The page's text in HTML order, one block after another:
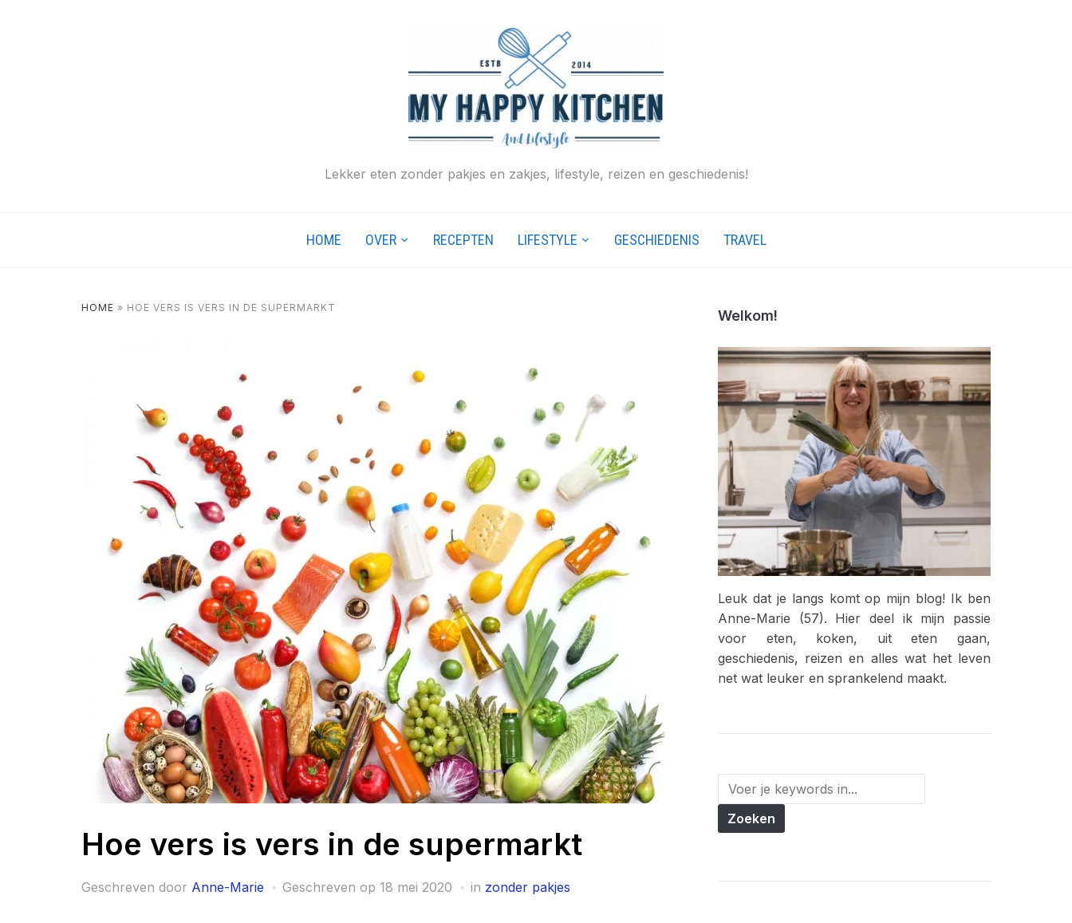
Lekker eten zonder pakjes en zakjes, lifestyle, reizen en geschiedenis!
HOME OVER RECEPTEN LIFESTYLE GESCHIEDENIS TRAVEL
HOME » HOE VERS IS VERS IN DE SUPERMARKT
Hoe vers is vers in de supermarkt
Geschreven door Anne-Marie Geschreven op 18 mei 2020 in zonder pakjes
Welkom!
Leuk dat je langs komt op mijn blog! Ik ben
Anne-Marie (57). Hier deel ik mijn passie
voor eten, koken, uit eten gaan,
geschiedenis, reizen en alles wat het leven
net wat leuker en sprankelend maakt.